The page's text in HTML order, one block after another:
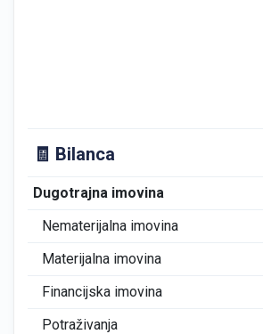
🧾 Bilanca
Dugotrajna imovina
Nematerijalna imovina
Materijalna imovina
Financijska imovina
Potraživanja